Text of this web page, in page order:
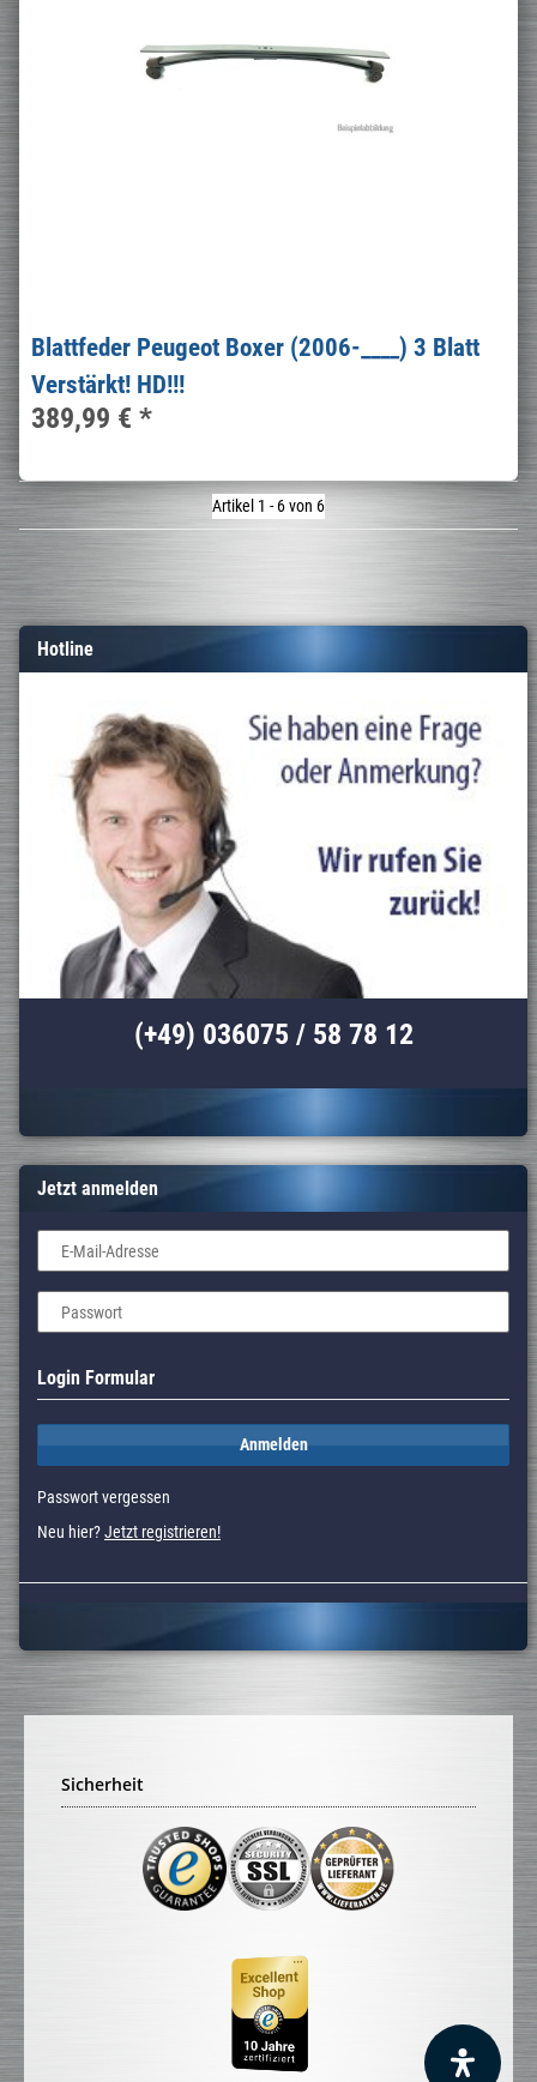
Blattfeder Peugeot Boxer (2006-____) 3 Blatt
Verstärkt! HD!!!
389,99 € *
Artikel 1 - 6 von 6
Hotline
(+49) 036075 / 58 78 12
Jetzt anmelden
E-Mail-Adresse
Passwort
Login Formular
Anmelden
Passwort vergessen
Neu hier?Jetzt registrieren!
Sicherheit